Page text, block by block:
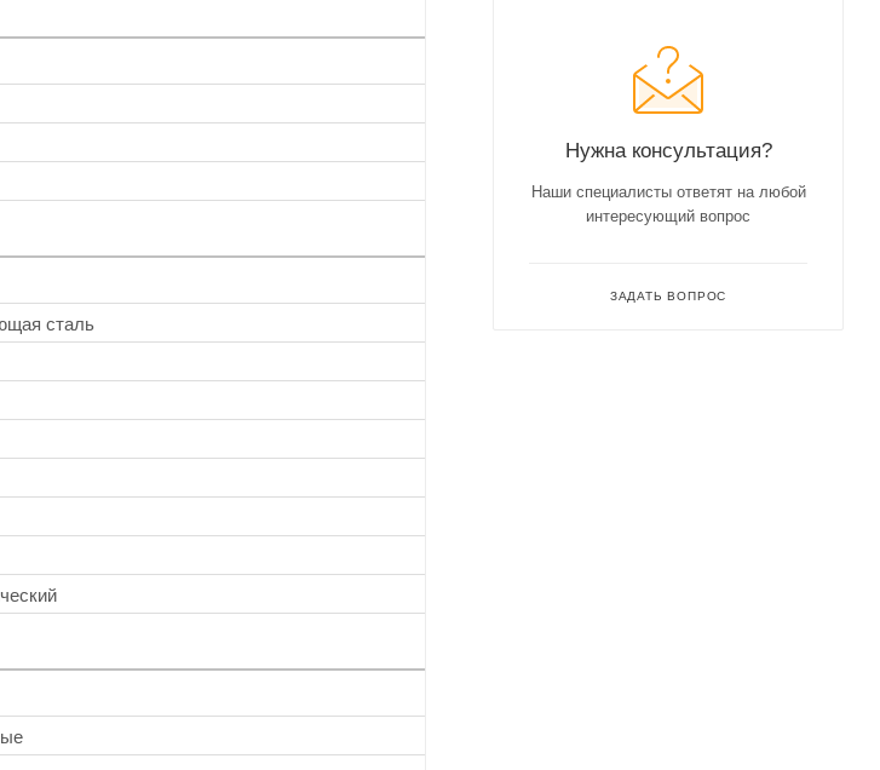
сталь
Нужна консультация?
Наши специалисты ответят на любой
интересующий вопрос
ЗАДАТЬ ВОПРОС